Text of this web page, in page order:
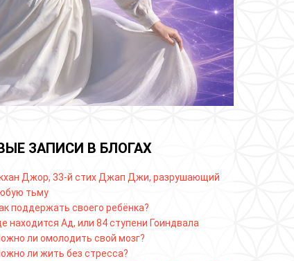
ЗАПИСИ В БЛОГАХ
Джор, 33-й стих Джап Джи, разрушающий
тьму
поддержать своего ребёнка?
находится Ад, или 84 ступени Гоиндвала
ли омолодить свой мозг?
ли жить без стресса?